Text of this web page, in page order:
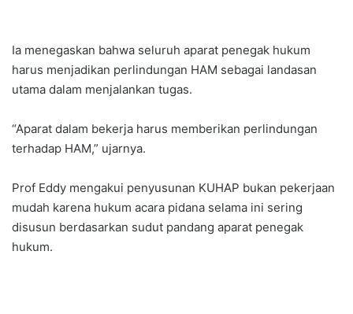
Ia menegaskan bahwa seluruh aparat penegak hukum
harus menjadikan perlindungan HAM sebagai landasan
utama dalam menjalankan tugas.
“Aparat dalam bekerja harus memberikan perlindungan
terhadap HAM,” ujarnya.
Prof Eddy mengakui penyusunan KUHAP bukan pekerjaan
mudah karena hukum acara pidana selama ini sering
disusun berdasarkan sudut pandang aparat penegak
hukum.